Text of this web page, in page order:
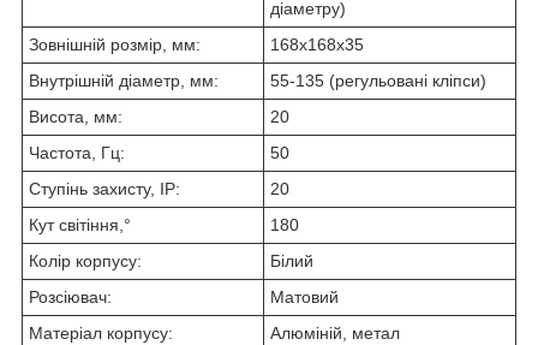
діаметру)
Зовнішній розмір, мм:
168х168х35
Внутрішній діаметр, мм:
55-135 (регульовані кліпси)
Висота, мм:
20
Частота, Гц:
50
Ступінь захисту, IP:
20
Кут світіння,°
180
Колір корпусу:
Білий
Розсіювач:
Матовий
Матеріал корпусу:
Алюміній, метал